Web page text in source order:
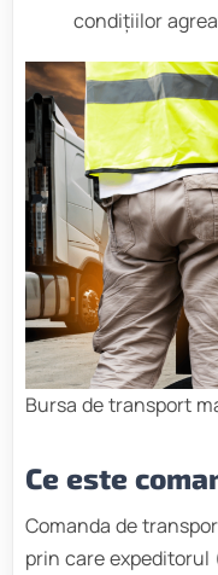
condițiilor
Bursa de transport
Ce este
Comanda de
prin care